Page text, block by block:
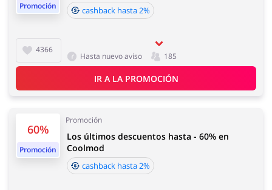
Niños Turismo y Viajes
Joyería y Accesorios Libros y Entretenimiento
Promoción
4366
cashback hasta 2%
Hasta nuevo aviso 185
IR A LA PROMOCIÓN
60%
Promoción
Promoción
Los últimos descuentos hasta - 60% en
Coolmod
cashback hasta 2%